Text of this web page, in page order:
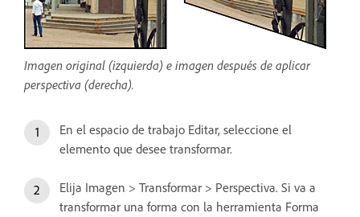
Imagen original (izquierda) e imagen después de aplicar
perspectiva (derecha).
En el espacio de trabajo Editar, seleccione el
elemento que desee transformar.
Elija Imagen > Transformar > Perspectiva. Si va a
transformar una forma con la herramienta Forma